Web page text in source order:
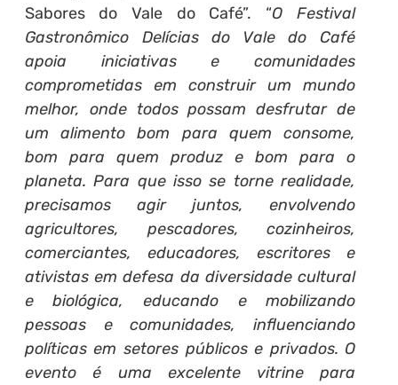
Sabores do Vale do Café”. “O Festival
Gastronômico Delícias do Vale do Café
apoia iniciativas e comunidades
comprometidas em construir um mundo
melhor, onde todos possam desfrutar de
um alimento bom para quem consome,
bom para quem produz e bom para o
planeta. Para que isso se torne realidade,
precisamos agir juntos, envolvendo
agricultores, pescadores, cozinheiros,
comerciantes, educadores, escritores e
ativistas em defesa da diversidade cultural
e biológica, educando e mobilizando
pessoas e comunidades, influenciando
políticas em setores públicos e privados. O
evento é uma excelente vitrine para